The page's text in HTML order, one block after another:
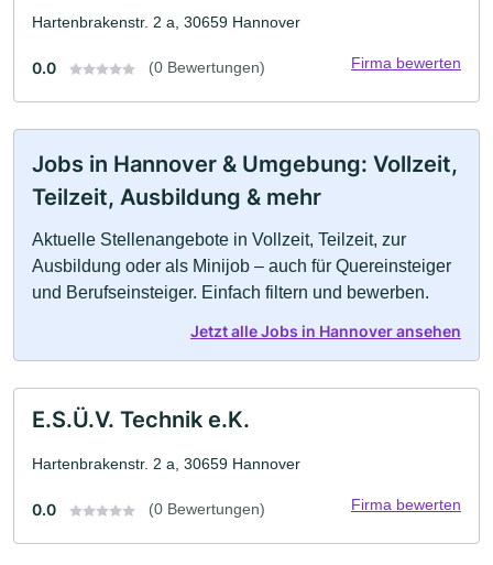
Hartenbrakenstr. 2 a, 30659 Hannover
0.0 (0 Bewertungen) Firma bewerten
Jobs in Hannover & Umgebung: Vollzeit,
Teilzeit, Ausbildung & mehr
Aktuelle Stellenangebote in Vollzeit, Teilzeit, zur
Ausbildung oder als Minijob – auch für Quereinsteiger
und Berufseinsteiger. Einfach filtern und bewerben.
Jetzt alle Jobs in Hannover ansehen
E.S.Ü.V. Technik e.K.
Hartenbrakenstr. 2 a, 30659 Hannover
0.0 (0 Bewertungen) Firma bewerten